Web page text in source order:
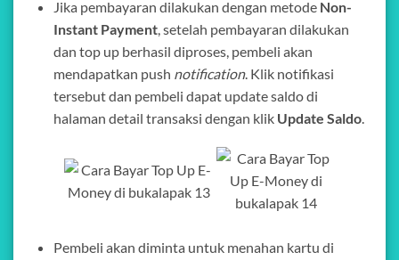
Jika pembayaran dilakukan dengan metode Non-
Instant Payment, setelah pembayaran dilakukan
dan top up berhasil diproses, pembeli akan
mendapatkan push notification. Klik notifikasi
tersebut dan pembeli dapat update saldo di
halaman detail transaksi dengan klik Update Saldo.
Pembeli akan diminta untuk menahan kartu di